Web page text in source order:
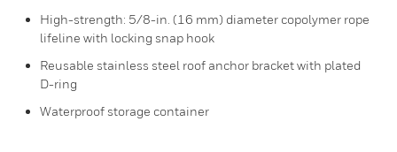
High-strength: 5/8-in. (16 mm) diameter copolymer rope
lifeline with locking snap hook
Reusable stainless steel roof anchor bracket with plated
D-ring
Waterproof storage container